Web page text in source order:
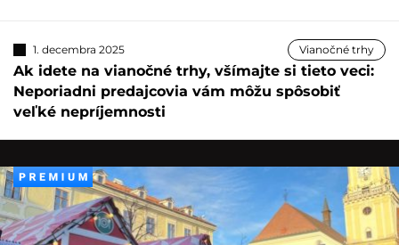
1. decembra 2025 Vianočné trhy
Ak idete na vianočné trhy, všímajte si tieto veci:
Neporiadni predajcovia vám môžu spôsobiť
veľké nepríjemnosti